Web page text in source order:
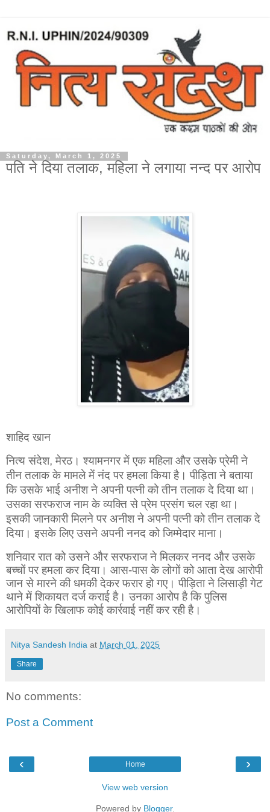
Saturday, March 1, 2025
पति ने दिया तलाक, महिला ने लगाया नन्द पर आरोप
शाहिद खान
नित्य संदेश, मेरठ। श्यामनगर में एक महिला और उसके प्रेमी ने
तीन तलाक के मामले में नंद पर हमला किया है। पीड़िता ने बताया
कि उसके भाई अनीश ने अपनी पत्नी को तीन तलाक दे दिया था।
उसका सरफराज नाम के व्यक्ति से प्रेम प्रसंग चल रहा था।
इसकी जानकारी मिलने पर अनीश ने अपनी पत्नी को तीन तलाक दे
दिया। इसके लिए उसने अपनी ननद को जिम्मेदार माना।
शनिवार रात को उसने और सरफराज ने मिलकर ननद और उसके
बच्चों पर हमला कर दिया। आस-पास के लोगों को आता देख आरोपी
जान से मारने की धमकी देकर फरार हो गए। पीड़िता ने लिसाड़ी गेट
थाने में शिकायत दर्ज कराई है। उनका आरोप है कि पुलिस
आरोपियों के खिलाफ कोई कार्रवाई नहीं कर रही है।
Nitya Sandesh India at March 01, 2025
Share
No comments:
Post a Comment
‹ ›
Home
View web version
Powered by Blogger.